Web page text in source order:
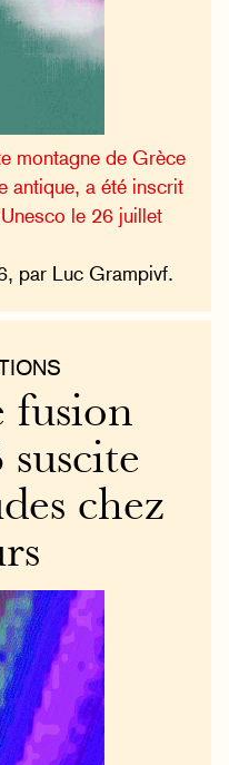
montagne de Grèce
antique, a été inscrit
le 26 juillet
par Luc Grampivf.
fusion
chez